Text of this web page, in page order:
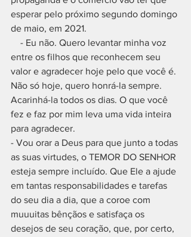
esperar pelo próximo segundo domingo
de maio, em 2021.
entre os filhos que reconhecem seu
valor e agradecer hoje pelo que você é.
Não só hoje, quero honrá-la sempre.
Acarinhá-la todos os dias. O que você
fez e faz por mim leva uma vida inteira
para agradecer.
- Vou orar a Deus para que junto a todas
as suas virtudes, o TEMOR DO SENHOR
esteja sempre incluído. Que Ele a ajude
em tantas responsabilidades e tarefas
do seu dia a dia, que a coroe com
muuuitas bênçãos e satisfaça os
desejos de seu coração, que, por certo,